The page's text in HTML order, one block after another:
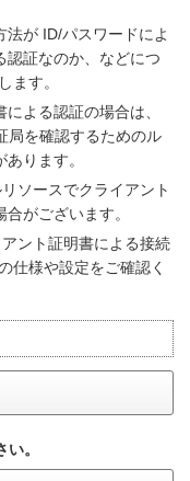
が ID/パスワードによ
認証なのか、などにつ
ます。
よる認証の場合は、
局を確認するためのル
ります。
ソースでクライアント
がございます。
ント証明書による接続
仕様や設定をご確認く
。